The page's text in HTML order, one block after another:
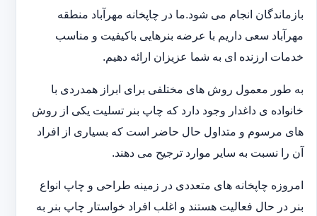
بازماندگان انجام می شود.ما در چاپخانه مهرآباد منطقه
مهرآباد سعی داریم با عرضه بنرهایی باکیفیت و مناسب
خدمات ارزنده ای به شما عزیزان ارائه دهیم.
به طور معمول روش های مختلفی برای ابراز همدردی با
خانواده ی داغدار وجود دارد که چاپ بنر تسلیت یکی از روش
های مرسوم و متداول حال حاضر است که بسیاری از افراد
آن را نسبت به سایر موارد ترجیح می دهند.
امروزه چاپخانه های متعددی در زمینه طراحی و چاپ انواع
بنر در حال فعالیت هستند و اغلب افراد خواستار چاپ بنر به